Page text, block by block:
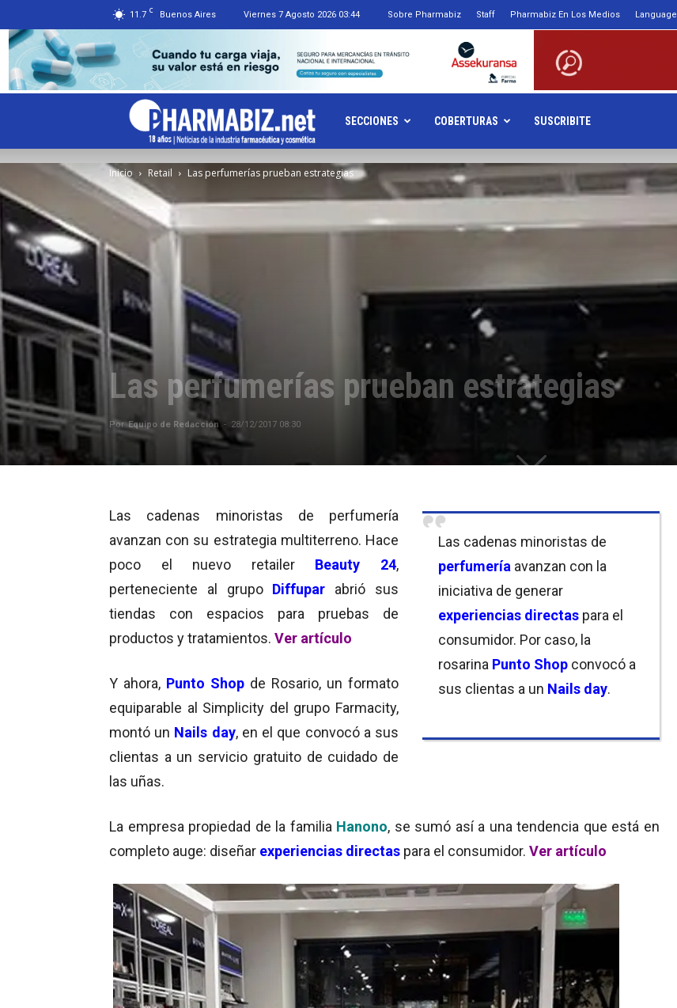
11.7 C Buenos Aires Viernes 7 Agosto 2026 03:44 Sobre Pharmabiz Staff Pharmabiz En Los Medios Language
Pharmabiz.NET
SECCIONES COBERTURAS SUSCRIBITE
Inicio Retail Las perfumerías prueban estrategias
Las perfumerías prueban estrategias
Por Equipo de Redacción - 28/12/2017 08:30
Las cadenas minoristas de
perfumería avanzan con la
iniciativa de generar
experiencias directas para el
consumidor. Por caso, la
rosarina Punto Shop convocó a
sus clientas a un Nails day.
Las cadenas minoristas de perfumería
avanzan con su estrategia multiterreno. Hace
poco el nuevo retailerBeauty 24,
perteneciente al grupo Diffupar
abrió sus
tiendas con espacios para pruebas de
productos y tratamientos. Ver artículo
Y ahora, Punto Shop de Rosario, un formato
equiparable al Simplicity del grupo Farmacity,
montó un Nails day, en el que convocó a sus
clientas a un servicio gratuito de cuidado de
las uñas.
La empresa propiedad de la familia Hanono, se sumó así a una tendencia que está en
completo auge: diseñar experiencias directas para el consumidor. Ver artículo